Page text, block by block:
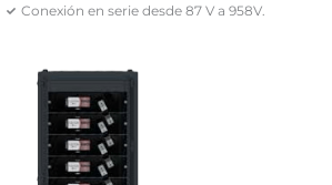
Conexión en serie desde 87 V a 958V.